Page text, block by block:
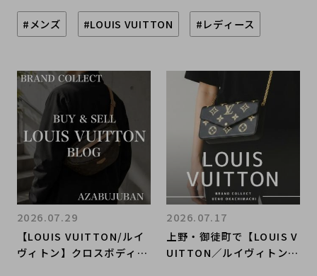
#メンズ #LOUIS VUITTON #レディース
【LOUIS VUITTON/ルイ
ヴィトン】クロスボディバ
2026.07.29
上野・御徒町で【LOUIS V
UITTON／ルイヴィトン】
2026.07.17